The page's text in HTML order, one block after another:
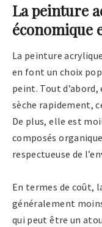
La peinture
économique
La peinture
en font un choix
peint. Tout
sèche rapidement,
De plus, elle est
composés
respectueuse de
En termes de coût,
généralement
qui peut être un